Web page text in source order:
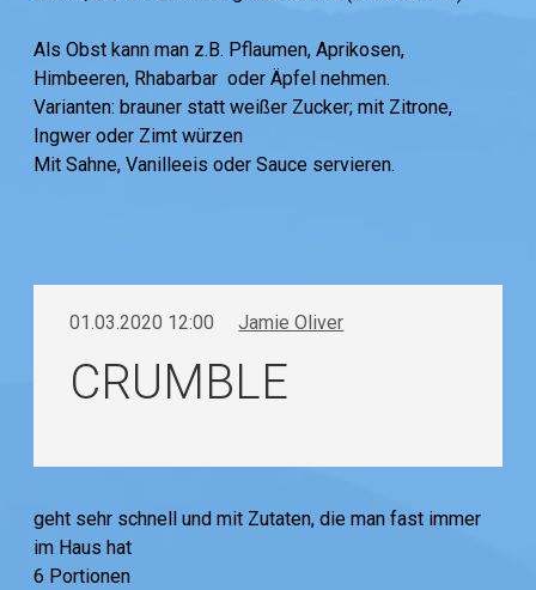
Als Obst kann man z.B. Pflaumen, Aprikosen,
Himbeeren, Rhabarbar oder Äpfel nehmen.
Varianten: brauner statt weißer Zucker; mit Zitrone,
Ingwer oder Zimt würzen
Mit Sahne, Vanilleeis oder Sauce servieren.
01.03.2020 12:00 Jamie Oliver
CRUMBLE
geht sehr schnell und mit Zutaten, die man fast immer
im Haus hat
6 Portionen